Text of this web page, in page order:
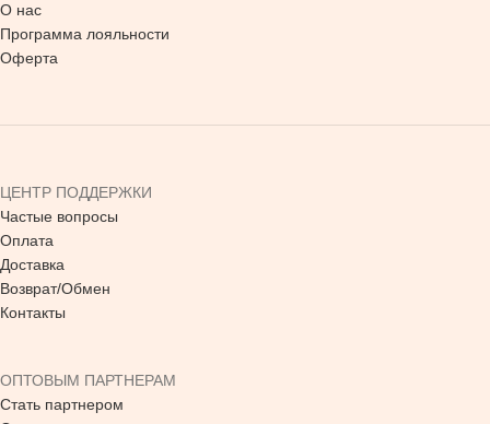
О нас
Программа лояльности
Оферта
ЦЕНТР ПОДДЕРЖКИ
Частые вопросы
Оплата
Доставка
Возврат/Обмен
Контакты
ОПТОВЫМ ПАРТНЕРАМ
Стать партнером